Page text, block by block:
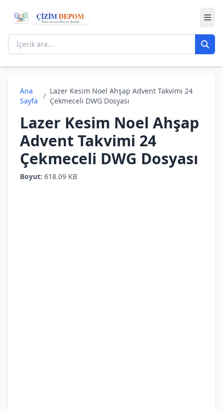
Ana
Sayfa
/
Lazer Kesim Noel Ahşap Advent Takvimi 24
Çekmeceli DWG Dosyası
Lazer Kesim Noel Ahşap
Advent Takvimi 24
Çekmeceli DWG Dosyası
Boyut: 618.09 KB